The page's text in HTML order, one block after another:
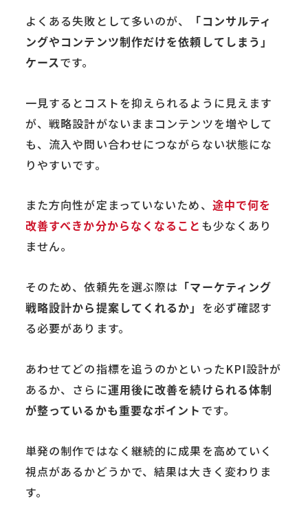
よくある失敗として多いのが、
「コンサルティ
ングやコンテンツ制作だけを依頼してしまう」
ケースです。
一見するとコストを抑えられるように見えます
が、戦略設計がないままコンテンツを増やして
も、流入や問い合わせにつながらない状態にな
りやすいです。
また方向性が定まっていないため、 途中で何を
改善すべきか分からなくなること も少なくあり
ません。
そのため、依頼先を選ぶ際は 「マーケティング
戦略設計から提案してくれるか」 を必ず確認す
る必要があります。
あわせてどの指標を追うのかといったKPI設計が
あるか、さらに運用後に改善を続けられる体制
が整っているかも重要なポイント です。
単発の制作ではなく継続的に成果を高めていく
視点があるかどうかで、結果は大きく変わりま
す。